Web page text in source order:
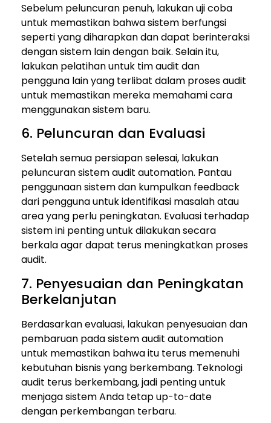
Sebelum peluncuran penuh, lakukan uji coba
untuk memastikan bahwa sistem berfungsi
seperti yang diharapkan dan dapat berinteraksi
dengan sistem lain dengan baik. Selain itu,
lakukan pelatihan untuk tim audit dan
pengguna lain yang terlibat dalam proses audit
untuk memastikan mereka memahami cara
menggunakan sistem baru.
6. Peluncuran dan Evaluasi
Setelah semua persiapan selesai, lakukan
peluncuran sistem audit automation. Pantau
penggunaan sistem dan kumpulkan feedback
dari pengguna untuk identifikasi masalah atau
area yang perlu peningkatan. Evaluasi terhadap
sistem ini penting untuk dilakukan secara
berkala agar dapat terus meningkatkan proses
audit.
7. Penyesuaian dan Peningkatan
Berkelanjutan
Berdasarkan evaluasi, lakukan penyesuaian dan
pembaruan pada sistem audit automation
untuk memastikan bahwa itu terus memenuhi
kebutuhan bisnis yang berkembang. Teknologi
audit terus berkembang, jadi penting untuk
menjaga sistem Anda tetap up-to-date
dengan perkembangan terbaru.